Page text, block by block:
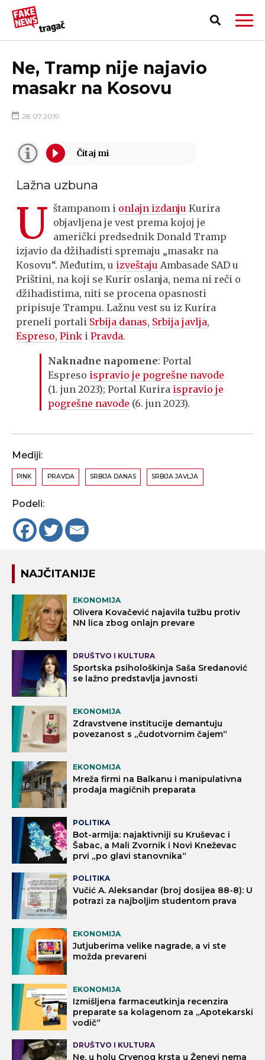
PRIJAVI LAŽNU VEST!
Ne, Tramp nije najavio
masakr na Kosovu
28.07.2019.
Lažna uzbuna
U štampanom i onlajn izdanju Kurira
objavljena je vest prema kojoj je
američki predsednik Donald Tramp
izjavio da džihadisti spremaju „masakr na
Kosovu“. Međutim, u izveštaju Ambasade SAD u
Prištini, na koji se Kurir oslanja, nema ni reči o
džihadistima, niti se procena opasnosti
pripisuje Trampu. Lažnu vest su iz Kurira
preneli portali Srbija danas, Srbija javlja,
Espreso,Pink iPravda.
Naknadne napomene: Portal
Espreso ispravio je pogrešne navode
(1. jun 2023); Portal Kurira ispravio je
pogrešne navode (6. jun 2023).
Mediji:
PINK PRAVDA SRBIJA DANAS SRBIJA JAVLJA
Podeli:
NAJČITANIJE
EKONOMIJA
Olivera Kovačević najavila tužbu protiv
NN lica zbog onlajn prevare
DRUŠTVO I KULTURA
Sportska psihološkinja Saša Sredanović
se lažno predstavlja javnosti
EKONOMIJA
Zdravstvene institucije demantuju
povezanost s „čudotvornim čajem“
EKONOMIJA
Mreža firmi na Balkanu i manipulativna
prodaja magičnih preparata
POLITIKA
Bot-armija: najaktivniji su Kruševac i
Šabac, a Mali Zvornik i Novi Kneževac
prvi „po glavi stanovnika“
POLITIKA
Vučić A. Aleksandar (broj dosijea 88-8): U
potrazi za najboljim studentom prava
EKONOMIJA
Jutjuberima velike nagrade, a vi ste
možda prevareni
EKONOMIJA
Izmišljena farmaceutkinja recenzira
preparate sa kolagenom za „Apotekarski
vodič“
DRUŠTVO I KULTURA
Ne, u holu Crvenog krsta u Ženevi nema